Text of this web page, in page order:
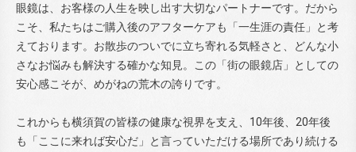
眼鏡は、お客様の人生を映し出す大切なパートナーです。だから
こそ、私たちはご購入後のアフターケアも「一生涯の責任」と考
えております。お散歩のついでに立ち寄れる気軽さと、どんな小
さなお悩みも解決する確かな知見。この「街の眼鏡店」としての
安心感こそが、めがねの荒木の誇りです。
これからも横須賀の皆様の健康な視界を支え、10年後、20年後
も「ここに来れば安心だ」と言っていただける場所であり続ける